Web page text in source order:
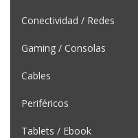
Conectividad / Redes
Gaming / Consolas
Cables
Periféricos
Tablets / Ebook